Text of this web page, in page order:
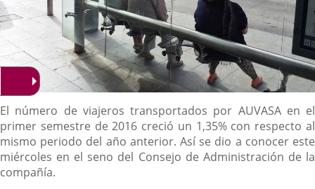
Descripción
El número de viajeros transportados por AUVASA en el
primer semestre de 2016 creció un 1,35% con respecto al
mismo periodo del año anterior. Así se dio a conocer este
miércoles en el seno del Consejo de Administración de la
compañía.